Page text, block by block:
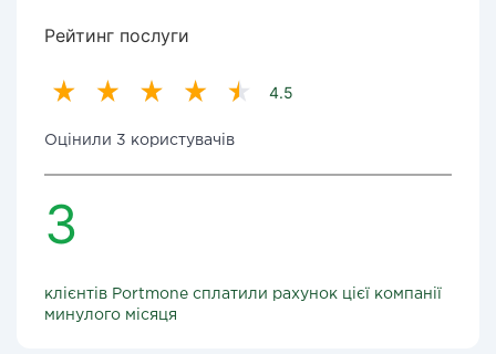
Рейтинг послуги
4.5
Оцінили 3 користувачів
3
клієнтів Portmone сплатили рахунок цієї компанії
минулого місяця